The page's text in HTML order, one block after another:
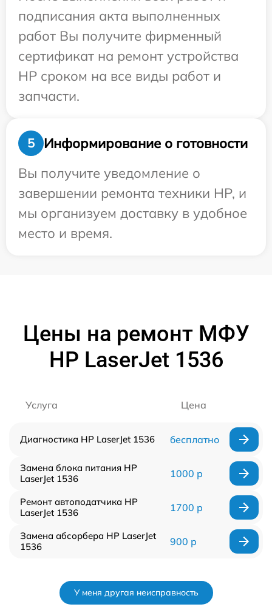
подписания акта выполненных
работ Вы получите фирменный
сертификат на ремонт устройства
HP сроком на все виды работ и
запчасти.
5
Информирование о готовности
Вы получите уведомление о
завершении ремонта техники HP, и
мы организуем доставку в удобное
место и время.
Цены на ремонт МФУ
HP LaserJet 1536
Услуга Цена
Диагностика HP LaserJet 1536 бесплатно
Замена блока питания HP
LaserJet 1536
1000 р
Ремонт автоподатчика HP
LaserJet 1536
1700 р
Замена абсорбера HP LaserJet
1536
900 р
У меня другая неисправность